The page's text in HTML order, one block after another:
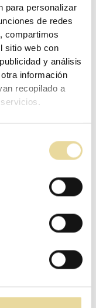
para personalizar
de redes
compartimos
sitio web con
y análisis
información
recopilado a